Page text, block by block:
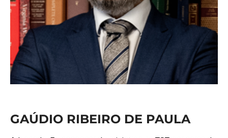
GAÚDIO RIBEIRO DE PAULA